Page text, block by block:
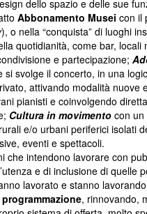
dello spazio e delle sue
Abbonamento Musei con il
), o nella “conquista” di luoghi
quotidianità, come bar,
e partecipazione;
si svolge il concerto, in una
attivando modalità nuove
pianisti e coinvolgendo
Cultura in movimento con un
e/o urbani periferici isolati
eventi e spettacoli.
che intendono lavorare con
e di inclusione di quelle
lavorato e stanno
, rinnovando,